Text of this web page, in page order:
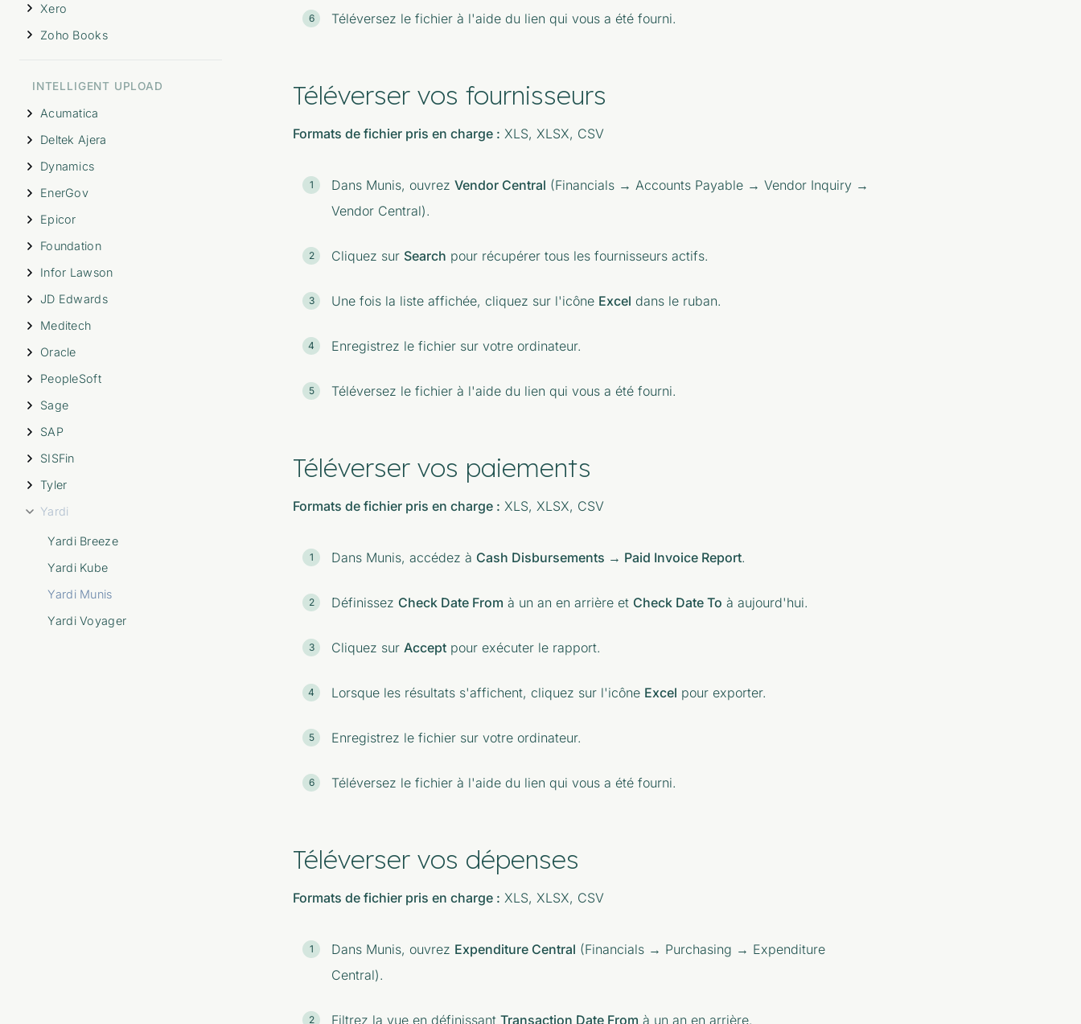
Xero
Zoho Books
INTELLIGENT UPLOAD
Acumatica
Deltek Ajera
Dynamics
EnerGov
Epicor
Foundation
Infor Lawson
JD Edwards
Meditech
Oracle
PeopleSoft
Sage
SAP
SISFin
Tyler
Yardi
Yardi Breeze
Yardi Kube
Yardi Munis
Yardi Voyager
Téléversez le fichier à l'aide du lien qui vous a été fourni.
Téléverser vos fournisseurs
Formats de fichier pris en charge : XLS, XLSX, CSV
Dans Munis, ouvrez Vendor Central (Financials → Accounts Payable → Vendor Inquiry →
Vendor Central).
Cliquez sur Search pour récupérer tous les fournisseurs actifs.
Une fois la liste affichée, cliquez sur l'icône Excel dans le ruban.
Enregistrez le fichier sur votre ordinateur.
Téléversez le fichier à l'aide du lien qui vous a été fourni.
Téléverser vos paiements
Formats de fichier pris en charge : XLS, XLSX, CSV
Dans Munis, accédez à Cash Disbursements → Paid Invoice Report.
Définissez Check Date From à un an en arrière et Check Date To à aujourd'hui.
Cliquez sur Accept pour exécuter le rapport.
Lorsque les résultats s'affichent, cliquez sur l'icône Excel pour exporter.
Enregistrez le fichier sur votre ordinateur.
Téléversez le fichier à l'aide du lien qui vous a été fourni.
Téléverser vos dépenses
Formats de fichier pris en charge : XLS, XLSX, CSV
Dans Munis, ouvrez Expenditure Central (Financials → Purchasing → Expenditure
Central).
Filtrez la vue en définissant Transaction Date From à un an en arrière.